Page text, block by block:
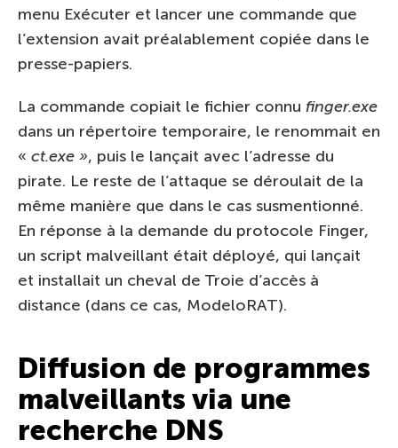
menu Exécuter et lancer une commande que
l’extension avait préalablement copiée dans le
presse-papiers.
La commande copiait le fichier connu finger.exe
dans un répertoire temporaire, le renommait en
« ct.exe », puis le lançait avec l’adresse du
pirate. Le reste de l’attaque se déroulait de la
même manière que dans le cas susmentionné.
En réponse à la demande du protocole Finger,
un script malveillant était déployé, qui lançait
et installait un cheval de Troie d’accès à
distance (dans ce cas, ModeloRAT).
Diffusion de programmes
malveillants via une
recherche DNS